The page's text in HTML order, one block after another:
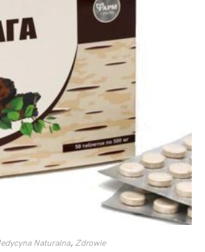
Naturalna,Zdrowie